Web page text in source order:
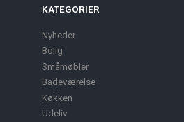
KATEGORIER
Nyheder
Bolig
Småmøbler
Badeværelse
Køkken
Udeliv